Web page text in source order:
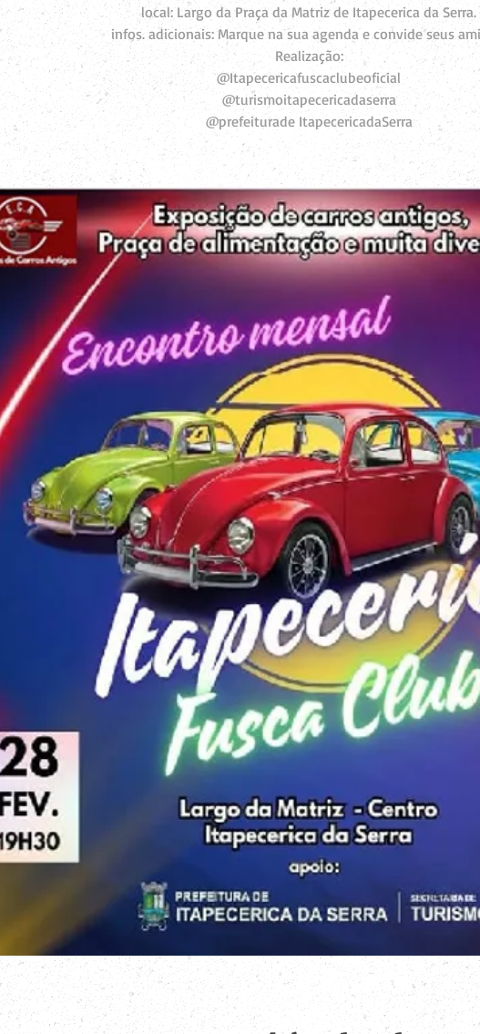
local: Largo da Praça da Matriz de Itapecerica da Serra.
infos. adicionais: Marque na sua agenda e convide seus
Realização:
@Itapecericafuscaclubeoficial
@turismoitapecericadaserra
@prefeiturade ItapecericadaSerra